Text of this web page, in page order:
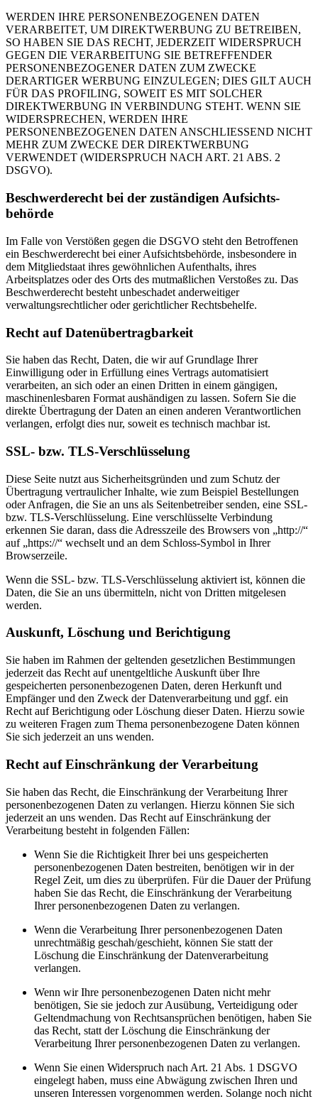
WERDEN IHRE PERSONENBEZOGENEN DATEN
VERARBEITET, UM DIREKTWERBUNG ZU BETREIBEN,
SO HABEN SIE DAS RECHT, JEDERZEIT WIDERSPRUCH
GEGEN DIE VERARBEITUNG SIE BETREFFENDER
PERSONENBEZOGENER DATEN ZUM ZWECKE
DERARTIGER WERBUNG EINZULEGEN; DIES GILT AUCH
FÜR DAS PROFILING, SOWEIT ES MIT SOLCHER
DIREKTWERBUNG IN VERBINDUNG STEHT. WENN SIE
WIDERSPRECHEN, WERDEN IHRE
PERSONENBEZOGENEN DATEN ANSCHLIESSEND NICHT
MEHR ZUM ZWECKE DER DIREKTWERBUNG
VERWENDET (WIDERSPRUCH NACH ART. 21 ABS. 2
DSGVO).
Beschwerde­recht bei der zuständigen Aufsichts­
behörde
Im Falle von Verstößen gegen die DSGVO steht den Betroffenen
ein Beschwerderecht bei einer Aufsichtsbehörde, insbesondere in
dem Mitgliedstaat ihres gewöhnlichen Aufenthalts, ihres
Arbeitsplatzes oder des Orts des mutmaßlichen Verstoßes zu. Das
Beschwerderecht besteht unbeschadet anderweitiger
verwaltungsrechtlicher oder gerichtlicher Rechtsbehelfe.
Recht auf Daten­übertrag­barkeit
Sie haben das Recht, Daten, die wir auf Grundlage Ihrer
Einwilligung oder in Erfüllung eines Vertrags automatisiert
verarbeiten, an sich oder an einen Dritten in einem gängigen,
maschinenlesbaren Format aushändigen zu lassen. Sofern Sie die
direkte Übertragung der Daten an einen anderen Verantwortlichen
verlangen, erfolgt dies nur, soweit es technisch machbar ist.
SSL- bzw. TLS-Verschlüsselung
Diese Seite nutzt aus Sicherheitsgründen und zum Schutz der
Übertragung vertraulicher Inhalte, wie zum Beispiel Bestellungen
oder Anfragen, die Sie an uns als Seitenbetreiber senden, eine SSL-
bzw. TLS-Verschlüsselung. Eine verschlüsselte Verbindung
erkennen Sie daran, dass die Adresszeile des Browsers von „http://“
auf „https://“ wechselt und an dem Schloss-Symbol in Ihrer
Browserzeile.
Wenn die SSL- bzw. TLS-Verschlüsselung aktiviert ist, können die
Daten, die Sie an uns übermitteln, nicht von Dritten mitgelesen
werden.
Auskunft, Löschung und Berichtigung
Sie haben im Rahmen der geltenden gesetzlichen Bestimmungen
jederzeit das Recht auf unentgeltliche Auskunft über Ihre
gespeicherten personenbezogenen Daten, deren Herkunft und
Empfänger und den Zweck der Datenverarbeitung und ggf. ein
Recht auf Berichtigung oder Löschung dieser Daten. Hierzu sowie
zu weiteren Fragen zum Thema personenbezogene Daten können
Sie sich jederzeit an uns wenden.
Recht auf Einschränkung der Verarbeitung
Sie haben das Recht, die Einschränkung der Verarbeitung Ihrer
personenbezogenen Daten zu verlangen. Hierzu können Sie sich
jederzeit an uns wenden. Das Recht auf Einschränkung der
Verarbeitung besteht in folgenden Fällen:
Wenn Sie die Richtigkeit Ihrer bei uns gespeicherten
personenbezogenen Daten bestreiten, benötigen wir in der
Regel Zeit, um dies zu überprüfen. Für die Dauer der Prüfung
haben Sie das Recht, die Einschränkung der Verarbeitung
Ihrer personenbezogenen Daten zu verlangen.
Wenn die Verarbeitung Ihrer personenbezogenen Daten
unrechtmäßig geschah/geschieht, können Sie statt der
Löschung die Einschränkung der Datenverarbeitung
verlangen.
Wenn wir Ihre personenbezogenen Daten nicht mehr
benötigen, Sie sie jedoch zur Ausübung, Verteidigung oder
Geltendmachung von Rechtsansprüchen benötigen, haben Sie
das Recht, statt der Löschung die Einschränkung der
Verarbeitung Ihrer personenbezogenen Daten zu verlangen.
Wenn Sie einen Widerspruch nach Art. 21 Abs. 1 DSGVO
eingelegt haben, muss eine Abwägung zwischen Ihren und
unseren Interessen vorgenommen werden. Solange noch nicht